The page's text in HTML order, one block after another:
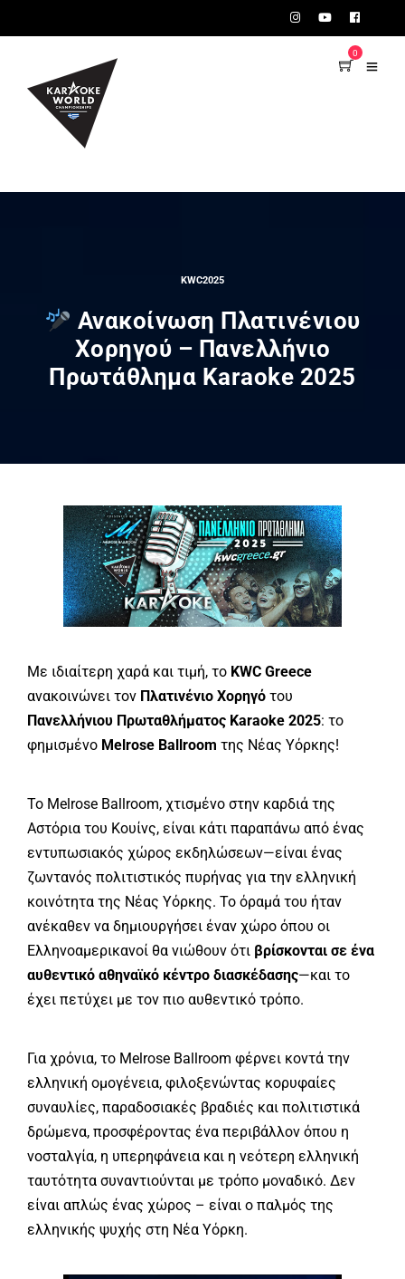
0
KWC2025
Ανακοίνωση Πλατινένιου
Χορηγού – Πανελλήνιο
Πρωτάθλημα Karaoke 2025
Με ιδιαίτερη χαρά και τιμή, το KWC Greece
ανακοινώνει τον Πλατινένιο Χορηγό του
Πανελλήνιου Πρωταθλήματος Karaoke 2025: το
φημισμένο Melrose Ballroom της Νέας Υόρκης!
Το Melrose Ballroom, χτισμένο στην καρδιά της
Αστόρια του Κουίνς, είναι κάτι παραπάνω από ένας
εντυπωσιακός χώρος εκδηλώσεων—είναι ένας
ζωντανός πολιτιστικός πυρήνας για την ελληνική
κοινότητα της Νέας Υόρκης. Το όραμά του ήταν
ανέκαθεν να δημιουργήσει έναν χώρο όπου οι
Ελληνοαμερικανοί θα νιώθουν ότι βρίσκονται σε ένα
αυθεντικό αθηναϊκό κέντρο διασκέδασης—και το
έχει πετύχει με τον πιο αυθεντικό τρόπο.
Για χρόνια, το Melrose Ballroom φέρνει κοντά την
ελληνική ομογένεια, φιλοξενώντας κορυφαίες
συναυλίες, παραδοσιακές βραδιές και πολιτιστικά
δρώμενα, προσφέροντας ένα περιβάλλον όπου η
νοσταλγία, η υπερηφάνεια και η νεότερη ελληνική
ταυτότητα συναντιούνται με τρόπο μοναδικό. Δεν
είναι απλώς ένας χώρος – είναι ο παλμός της
ελληνικής ψυχής στη Νέα Υόρκη.